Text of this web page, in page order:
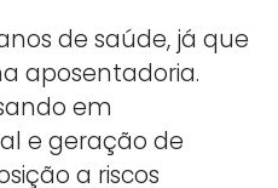
de saúde, já que
aposentadoria.
em
e geração de
a riscos